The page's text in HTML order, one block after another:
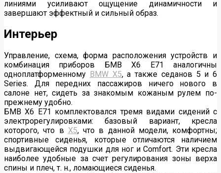
линиями усиливают ощущение динамичности и
завершают эффектный и сильный образ.
Интерьер
Управление, схема, форма расположения устройств и
комбинация приборов БМВ X6 Е71 аналогичны
одноплатформенному BMW X5, а также седанов 5 и 6
Series. Для передних пассажиров ничего нового в
салоне нет, сидеть за знакомым кожаным рулем по-
прежнему удобно.
БМВ X6 Е71 комплектовался тремя видами сидений с
электрорегулировками: базовый вариант, кресла
которого, что в X5, что в данной модели, комфортны;
спортивные сиденья, которые отличаются наличием
выдвигающейся подушки для ног и Comfort. Эти кресла
наиболее удобные за счет регулирования зоны верха
спины и плеч, т. н., ломающиеся сиденья.